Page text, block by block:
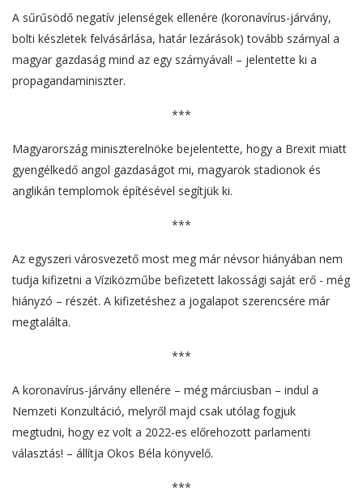
A sűrűsödő negatív jelenségek ellenére (koronavírus-járvány,
bolti készletek felvásárlása, határ lezárások) tovább szárnyal a
magyar gazdaság mind az egy szárnyával! – jelentette ki a
propagandaminiszter.
***
Magyarország miniszterelnöke bejelentette, hogy a Brexit miatt
gyengélkedő angol gazdaságot mi, magyarok stadionok és
anglikán templomok építésével segítjük ki.
***
Az egyszeri városvezető most meg már névsor hiányában nem
tudja kifizetni a Víziközműbe befizetett lakossági saját erő - még
hiányzó – részét. A kifizetéshez a jogalapot szerencsére már
megtalálta.
***
A koronavírus-járvány ellenére – még márciusban – indul a
Nemzeti Konzultáció, melyről majd csak utólag fogjuk
megtudni, hogy ez volt a 2022-es előrehozott parlamenti
választás! – állítja Okos Béla könyvelő.
***